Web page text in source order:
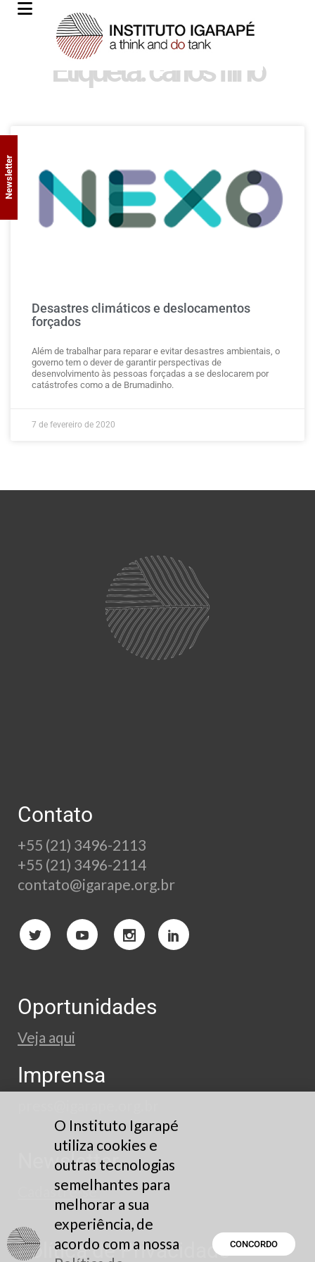
Etiqueta: carlos filho
Desastres climáticos e deslocamentos
forçados
Além de trabalhar para reparar e evitar desastres ambientais, o
governo tem o dever de garantir perspectivas de
desenvolvimento às pessoas forçadas a se deslocarem por
catástrofes como a de Brumadinho.
7 de fevereiro de 2020
Contato
+55 (21) 3496-2113
+55 (21) 3496-2114
contato@igarape.org.br
Oportunidades
Veja aqui
Imprensa
Newsletter
Cadastre-se
Política de Privacidade
Newsletter
O Instituto Igarapé
utiliza cookies e
outras tecnologias
semelhantes para
melhorar a sua
experiência, de
acordo com a nossa
CONCORDO